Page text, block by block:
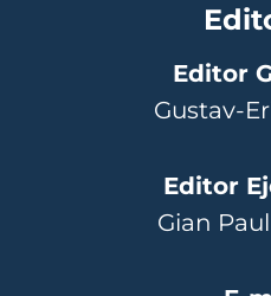
Editor
Gustav-
Editor
Gian